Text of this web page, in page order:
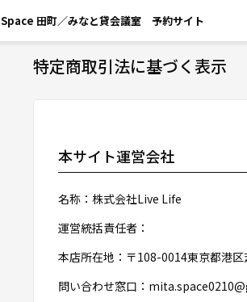
Space 田町／みなと貸会議室 予約サイト
特定商取引法に基づく表示
本サイト運営会社
名称：株式会社Live Life
運営統括責任者：
本店所在地：〒108-0014東京都港
問い合わせ窓口：